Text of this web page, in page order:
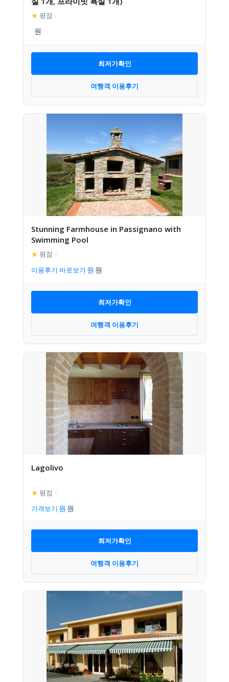
★ 평점 –
최저가확인
여행객 이용후기
Stunning Farmhouse in Passignano with
Swimming Pool
★ 평점 –
이용후기 바로보기
최저가확인
여행객 이용후기
Lagolivo
★ 평점 –
가격보기
최저가확인
여행객 이용후기